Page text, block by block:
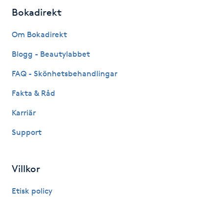
Fotvård
Fransborttagning
Fransfärgning
Bokadirekt
Om Bokadirekt
Blogg - Beautylabbet
FAQ - Skönhetsbehandlingar
Fakta & Råd
Karriär
Support
Villkor
Etisk policy